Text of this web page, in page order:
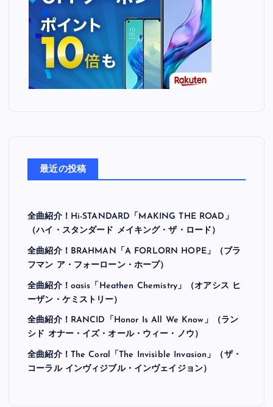
最近の投稿
全曲紹介！Hi-STANDARD「MAKING THE ROAD」
（ハイ・スタンダード メイキング・ザ・ロード）
全曲紹介！BRAHMAN「A FORLORN HOPE」（ブラ
フマン ア・フォーローン・ホープ）
全曲紹介！oasis「Heathen Chemistry」（オアシス ヒ
ーザン・ケミストリー）
全曲紹介！RANCID「Honor Is All We Know」（ラン
シド オナー・イズ・オール・ウィー・ノウ）
全曲紹介！The Coral「The Invisible Invasion」（ザ・
コーラル インヴィジブル・インヴェイジョン）